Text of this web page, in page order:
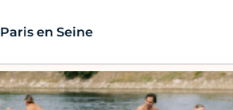
Paris en Seine